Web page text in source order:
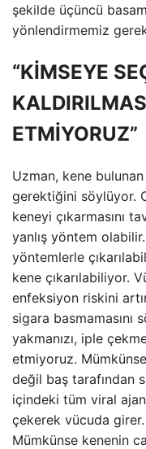
şekilde üçüncü
yönlendirmemiz
“KİMSEYE
ETMİYORUZ”
Uzman, kene
gerektiğini söylüyor.
keneyi çıkarmasını
yanlış yöntem
yöntemlerle
kene çıkarılabiliyor.
enfeksiyon riskini
sigara basmamasını
yakmanızı, iple
etmiyoruz.
değil baş tarafından
içindeki tüm viral
çekerek vücuda
Mümkünse kenenin